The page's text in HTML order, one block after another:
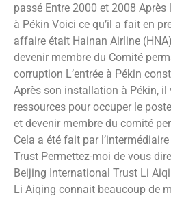
passé Entre 2000 et 2008 Après
à Pékin Voici ce qu’il a fait en
affaire était Hainan Airline
devenir membre du Comité
corruption L’entrée à Pékin
Après son installation à Pékin, il
ressources pour occuper le
et devenir membre du comité
Cela a été fait par
Trust Permettez-moi de vous
Beijing International Trust Li
Li Aiqing connait beaucoup de